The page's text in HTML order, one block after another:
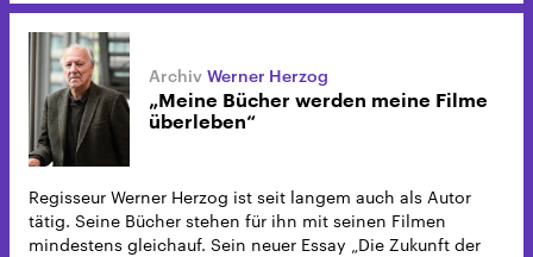
Werner Herzog
„Meine Bücher werden meine Filme
überleben“
Regisseur Werner Herzog ist seit langem auch als Autor
tätig. Seine Bücher stehen für ihn mit seinen Filmen
mindestens gleichauf. Sein neuer Essay „Die Zukunft der